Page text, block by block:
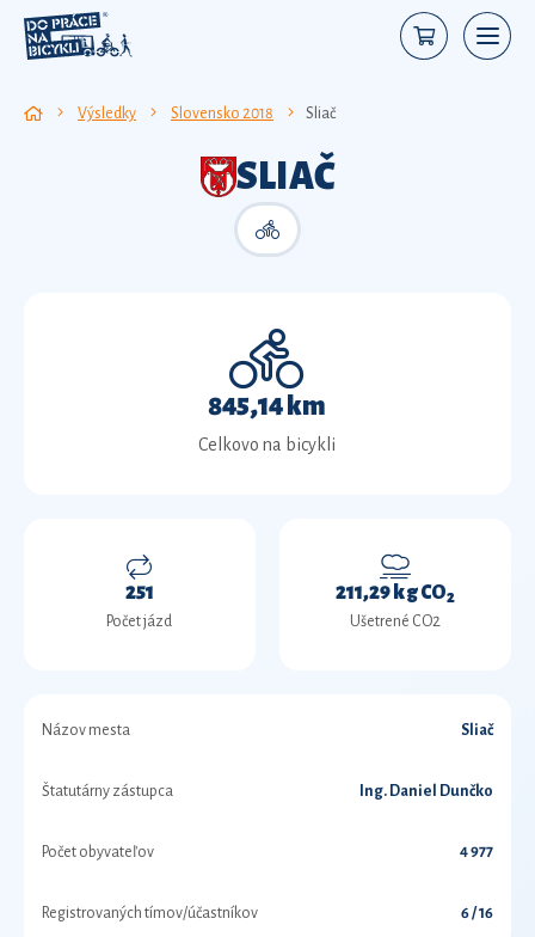
Výsledky Slovensko 2018 Sliač
SLIAČ
845,14 km
Celkovo na bicykli
251
Počet jázd
211,29 kg CO2
Ušetrené CO2
Názov mesta Sliač
Štatutárny zástupca Ing. Daniel Dunčko
Počet obyvateľov 4 977
Registrovaných tímov/účastníkov 6 / 16